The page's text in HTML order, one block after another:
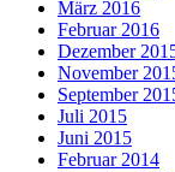
März 2016
Februar 2016
Dezember
November
September
Juli 2015
Juni 2015
Februar 2014